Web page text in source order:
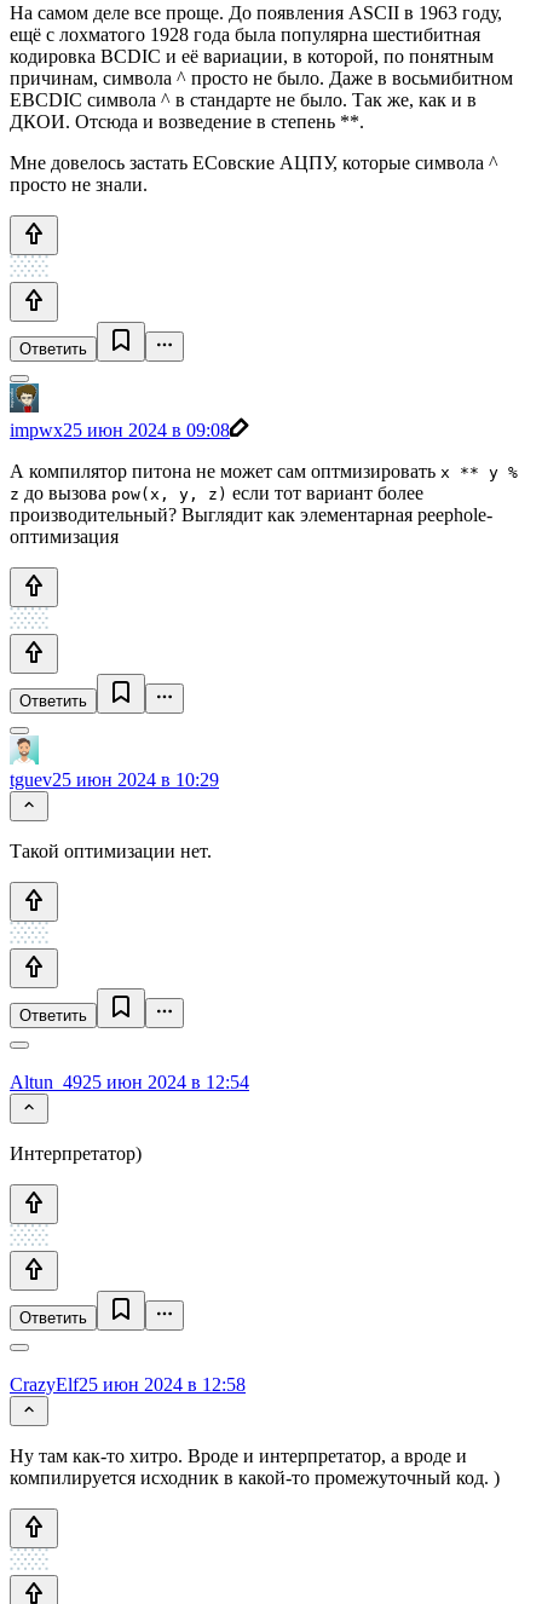
На самом деле все проще. До появления ASCII в 1963 году,
ещё с лохматого 1928 года была популярна шестибитная
кодировка BCDIC и её вариации, в которой, по понятным
причинам, символа ^ просто не было. Даже в восьмибитном
EBCDIC символа ^ в стандарте не было. Так же, как и в
ДКОИ. Отсюда и возведение в степень **.
Мне довелось застать ЕСовские АЦПУ, которые символа ^
просто не знали.
Ответить
impwx25 июн 2024 в 09:08
А компилятор питона не может сам оптмизировать x ** y %
z до вызова pow(x, y, z) если тот вариант более
производительный? Выглядит как элементарная peephole-
оптимизация
Ответить
tguev25 июн 2024 в 10:29
Такой оптимизации нет.
Ответить
Altun_4925 июн 2024 в 12:54
Интерпретатор)
Ответить
CrazyElf25 июн 2024 в 12:58
Ну там как-то хитро. Вроде и интерпретатор, а вроде и
компилируется исходник в какой-то промежуточный код. )